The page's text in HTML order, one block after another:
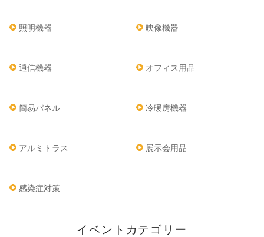
照明機器 映像機器
通信機器 オフィス用品
簡易パネル 冷暖房機器
アルミトラス 展示会用品
感染症対策
イベントカテゴリー